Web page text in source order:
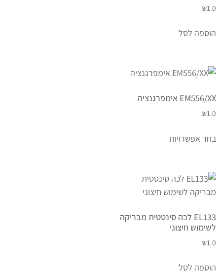
₪1.0
הוספה לסל
EM556/XX אימפרגנציה
₪1.0
בחר אפשרויות
EL133 לכה סינטטית מבריקה
לשימוש חיצוני
₪1.0
הוספה לסל